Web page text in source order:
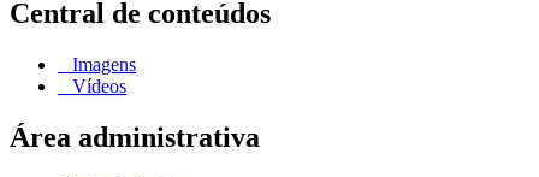
Central de conteúdos
Imagens
Vídeos
Área administrativa